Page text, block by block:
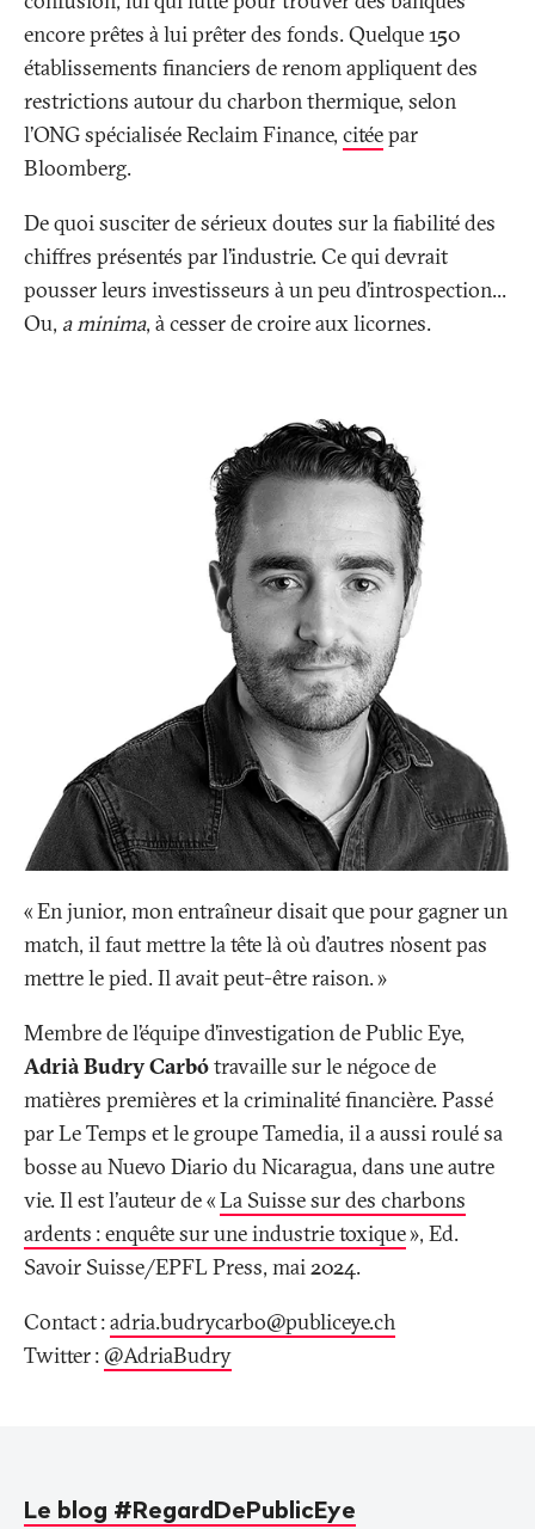
encore prêtes à lui prêter des fonds. Quelque 150
établissements financiers de renom appliquent des
restrictions autour du charbon thermique, selon
l’ONG spécialisée Reclaim Finance, citéepar
Bloomberg.
De quoi susciter de sérieux doutes sur la fiabilité des
chiffres présentés par l’industrie. Ce qui devrait
pousser leurs investisseurs à un peu d’introspection...
Ou, a minima, à cesser de croire aux licornes.
«En junior, mon entraîneur disait que pour gagner un
match, il faut mettre la tête là où d’autres n’osent pas
mettre le pied. Il avait peut-être raison.»
Membre de l’équipe d’investigation de Public Eye,
Adrià Budry Carbótravaille sur le négoce de
matières premières et la criminalité financière. Passé
par Le Temps et le groupe Tamedia, il a aussi roulé sa
bosse au Nuevo Diario du Nicaragua, dans une autre
vie. Il est l'auteur de «La Suisse sur des charbons
ardents : enquête sur une industrie toxique», Ed.
Savoir Suisse/EPFL Press, mai 2024.
Contact:adria.budrycarbo@publiceye.ch
Twitter: @AdriaBudry
Le blog #RegardDePublicEye